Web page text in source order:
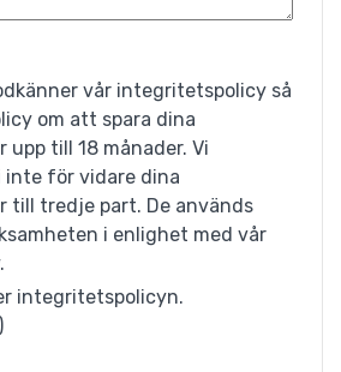
vår integritetspolicy så
om att spara dina
till 18 månader. Vi
för vidare dina
till tredje part. De används
i enlighet med vår
integritetspolicyn.